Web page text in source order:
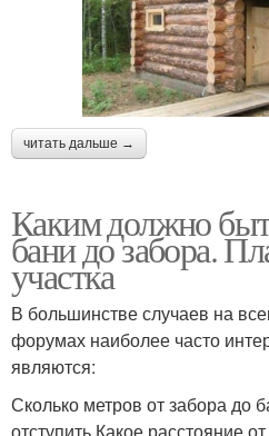
читать дальше →
Каким должно
бани до забора.
участка
В большинстве случаев на
форумах наиболее часто
являются:
Сколько метров от забора до